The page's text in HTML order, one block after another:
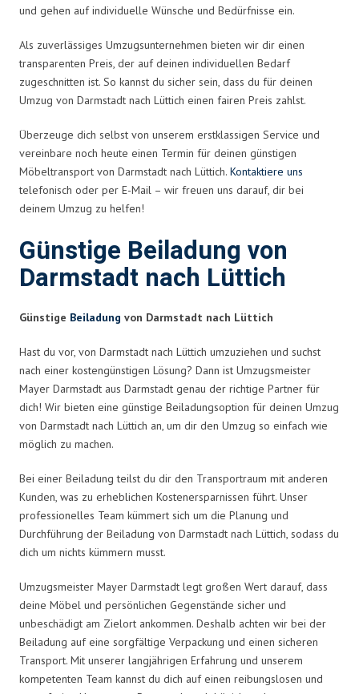
und gehen auf individuelle Wünsche und Bedürfnisse ein.
Als zuverlässiges Umzugsunternehmen bieten wir dir einen
transparenten Preis, der auf deinen individuellen Bedarf
zugeschnitten ist. So kannst du sicher sein, dass du für deinen
Umzug von Darmstadt nach Lüttich einen fairen Preis zahlst.
Überzeuge dich selbst von unserem erstklassigen Service und
vereinbare noch heute einen Termin für deinen günstigen
Möbeltransport von Darmstadt nach Lüttich. Kontaktiere uns
telefonisch oder per E-Mail – wir freuen uns darauf, dir bei
deinem Umzug zu helfen!
Günstige Beiladung von
Darmstadt nach Lüttich
Günstige Beiladung von Darmstadt nach Lüttich
Hast du vor, von Darmstadt nach Lüttich umzuziehen und suchst
nach einer kostengünstigen Lösung? Dann ist Umzugsmeister
Mayer Darmstadt aus Darmstadt genau der richtige Partner für
dich! Wir bieten eine günstige Beiladungsoption für deinen Umzug
von Darmstadt nach Lüttich an, um dir den Umzug so einfach wie
möglich zu machen.
Bei einer Beiladung teilst du dir den Transportraum mit anderen
Kunden, was zu erheblichen Kostenersparnissen führt. Unser
professionelles Team kümmert sich um die Planung und
Durchführung der Beiladung von Darmstadt nach Lüttich, sodass du
dich um nichts kümmern musst.
Umzugsmeister Mayer Darmstadt legt großen Wert darauf, dass
deine Möbel und persönlichen Gegenstände sicher und
unbeschädigt am Zielort ankommen. Deshalb achten wir bei der
Beiladung auf eine sorgfältige Verpackung und einen sicheren
Transport. Mit unserer langjährigen Erfahrung und unserem
kompetenten Team kannst du dich auf einen reibungslosen und